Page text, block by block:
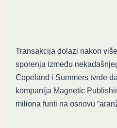
Transakcija dolazi nakon
sporenja između
Copeland i Summers tvrde
kompanija Magnetic
miliona funti na osnovu